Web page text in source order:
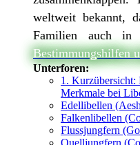
weltweit bekannt,
Familien auch in
Bestimmungshilfen
Unterforen:
1. Kurzübersicht:
Merkmale bei
Edellibellen
Falkenlibellen
Flussjungfern